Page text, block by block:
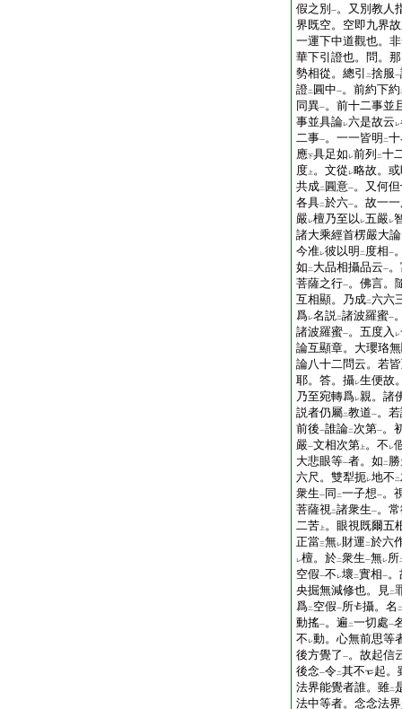
假之別 一。又別教人
界既空。空即九界
一運下中道觀也。
華下引證也。問。
勢相從。總引
二捨服一
證二 圓中一。前約下約
同異一。前十二事並
事並具論レ六是故云 レ
二事一。一一皆明 二
應下具足如 レ前列 二十
度 上 。文從 レ略故。
共成二 圓意一。又何
各具二於六一。故一
嚴 レ檀乃至以 レ五嚴 レ
諸大乘經首楞嚴大
今准レ彼以明 二 度相一
如 二 大品相攝品云一
菩薩之行一。佛言。
互相顯。乃成二六六
爲レ名説二諸波羅蜜一
諸波羅蜜一。五度入 レ
論互顯章。大瓔珞
論八十二問云。若
耶。答。攝レ生便故
乃至宛轉爲レ親。諸
説者仍屬二教道一。
前後一誰論二次第一。
嚴一文相次第 上 。不 レ
大悲眼等一者。如 二
六尺。雙犁扼レ地不 二
衆生一 同 二一子想一。
菩薩視二諸衆生一。
二苦 上 。眼視既爾五
正當三無レ財運 二於六
レ檀。於二衆生一無レ所
空假一不 レ壞 二實相一。
央掘無減修也。見二
爲二 空假一所 攝。名 二
動搖一。遍 二一切處一
不 レ動。心無前思等
後方覺了 一。故起信
後念一令二其不
起。
法界能覺者誰。雖二
法中等者。念念法